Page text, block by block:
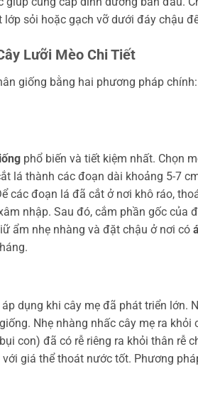
lớp sỏi hoặc gạch vỡ dưới đáy chậu
Lưỡi Mèo Chi Tiết
giống bằng hai phương pháp
phổ biến và tiết kiệm nhất. Chọn
lá thành các đoạn dài khoảng 5-7
các đoạn lá đã cắt ở nơi khô ráo,
nhập. Sau đó, cắm phần gốc của
ẩm nhẹ nhàng và đặt chậu ở nơi có
dụng khi cây mẹ đã phát triển lớn.
Nhẹ nhàng nhấc cây mẹ ra
con) đã có rễ riêng ra khỏi thân rễ
giá thể thoát nước tốt. Phương